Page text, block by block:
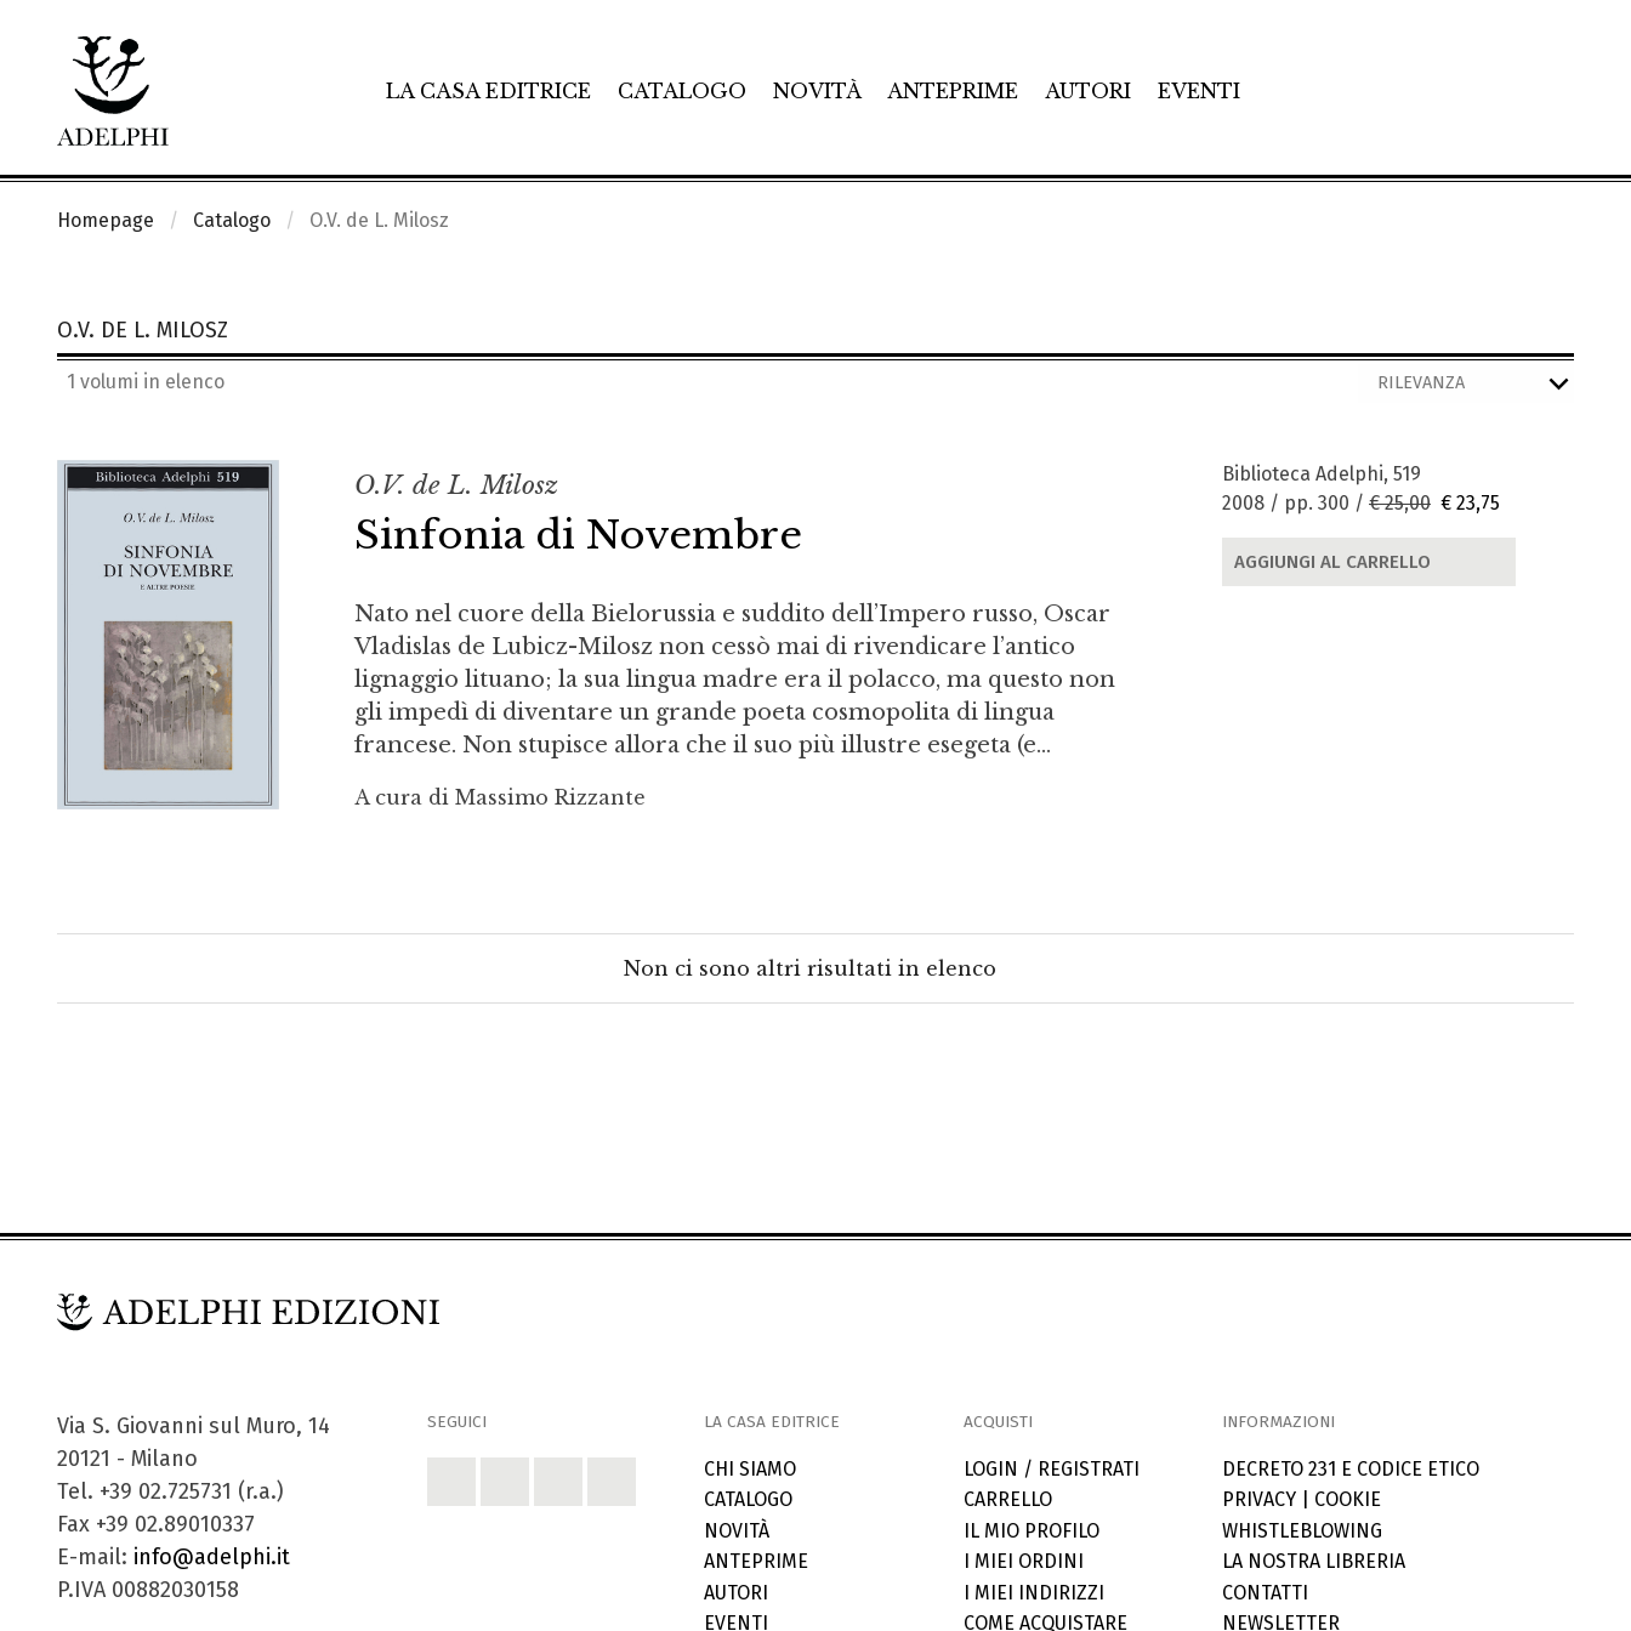
LA CASA EDITRICE CATALOGO NOVITÀ ANTEPRIME AUTORI EVENTI
Homepage Catalogo O.V. de L. Milosz
O.V. DE L. MILOSZ
1 volumi in elenco
O.V. de L. Milosz
Sinfonia di Novembre
Nato nel cuore della Bielorussia e suddito dell’Impero russo, Oscar
Vladislas de Lubicz-Milosz non cessò mai di rivendicare l’antico
lignaggio lituano; la sua lingua madre era il polacco, ma questo non
gli impedì di diventare un grande poeta cosmopolita di lingua
francese. Non stupisce allora che il suo più illustre esegeta (e...
A cura di Massimo Rizzante
Biblioteca Adelphi, 519
2008 / pp. 300 / € 25,00 € 23,75
AGGIUNGI AL CARRELLO
Non ci sono altri risultati in elenco
Via S. Giovanni sul Muro, 14
20121 - Milano
Tel. +39 02.725731 (r.a.)
Fax +39 02.89010337
E-mail: info@adelphi.it
P.IVA 00882030158
SEGUICI LA CASA EDITRICE
CHI SIAMO
CATALOGO
NOVITÀ
ANTEPRIME
AUTORI
EVENTI
ACQUISTI
LOGIN / REGISTRATI
CARRELLO
IL MIO PROFILO
I MIEI ORDINI
I MIEI INDIRIZZI
COME ACQUISTARE
INFORMAZIONI
DECRETO 231 E CODICE ETICO
PRIVACY| COOKIE
WHISTLEBLOWING
LA NOSTRA LIBRERIA
CONTATTI
NEWSLETTER